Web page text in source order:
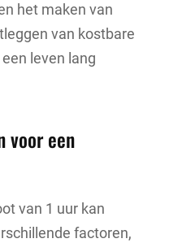
het maken van
van kostbare
leven lang
voor een
van 1 uur kan
factoren,